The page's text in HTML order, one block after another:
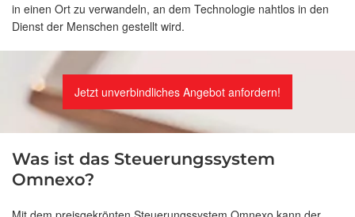
in einen Ort zu verwandeln, an dem Technologie nahtlos in den
Dienst der Menschen gestellt wird.
Jetzt unverbindliches Angebot anfordern!
Was ist das Steuerungssystem
Omnexo?